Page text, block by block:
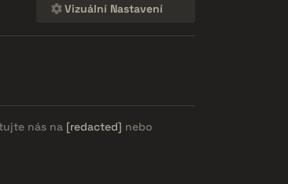
Vizuální Nastavení
nás na [redacted] nebo